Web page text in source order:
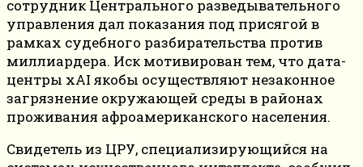
сотрудник Центрального разведывательного
управления дал показания под присягой в
рамках судебного разбирательства против
миллиардера. Иск мотивирован тем, что дата-
центры xAI якобы осуществляют незаконное
загрязнение окружающей среды в районах
проживания афроамериканского населения.
Свидетель из ЦРУ, специализирующийся на